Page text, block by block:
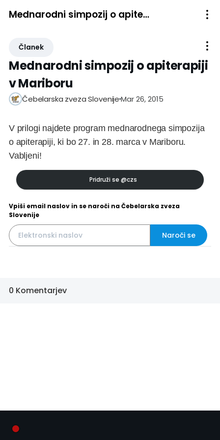
Mednarodni simpozij o apiterapiji v Mariboru
Članek
Mednarodni simpozij o apiterapiji
v Mariboru
Čebelarska zveza SlovenijeMar 26, 2015
V prilogi najdete program mednarodnega simpozija
o apiterapiji, ki bo 27. in 28. marca v Mariboru.
Vabljeni!
Pridruži se @czs
Vpiši email naslov in se naroči na Čebelarska zveza
Slovenije
Naroči se
0 Komentarjev